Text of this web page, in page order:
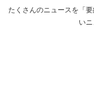
たくさんのニュースを「
い